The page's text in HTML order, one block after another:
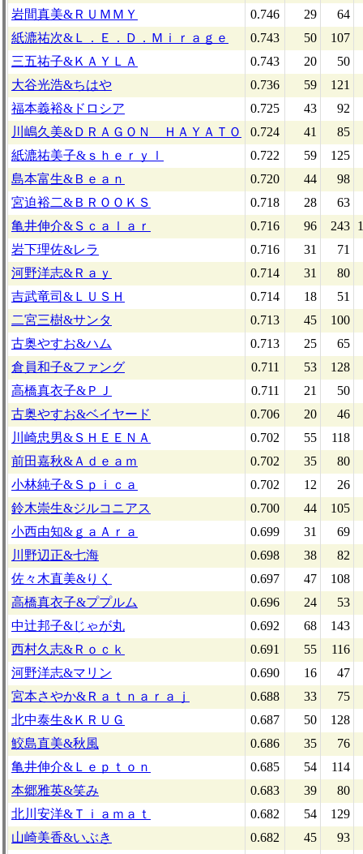
岩間真美&ＲＵＭＭＹ
0.746 29
64
紙漉祐次&Ｌ．Ｅ．Ｄ．Ｍｉｒａｇｅ
0.743 50
107
三五祐子&ＫＡＹＬＡ
0.743 20
50
大谷光浩&ちはや
0.736 59
121
福本義裕&ドロシア
0.725 43
92
川嶋久美&ＤＲＡＧＯＮ ＨＡＹＡＴＯ
0.724 41
85
紙漉祐美子&ｓｈｅｒｙｌ
0.722 59
125
島本富生&Ｂｅａｎ
0.720 44
98
宮迫裕二&ＢＲＯＯＫＳ
0.718 28
63
亀井伸介&Ｓｃａｌａｒ
0.716 96 243
岩下理佐&レラ
0.716 31
71
河野洋志&Ｒａｙ
0.714 31
80
吉武竜司&ＬＵＳＨ
0.714 18
51
二宮三樹&サンタ
0.713 45
100
古奥やすお&ハム
0.713 25
65
倉員和子&ファング
0.711 53
128
高橋真衣子&ＰＪ
0.711 21
50
古奥やすお&ベイヤード
0.706 20
46
川崎忠男&ＳＨＥＥＮＡ
0.702 55
118
前田嘉秋&Ａｄｅａｍ
0.702 35
80
小林純子&Ｓｐｉｃａ
0.702 12
26
鈴木崇生&ジルコニアス
0.700 44
105
小西由知&ｇａＡｒａ
0.699 31
69
川野辺正&七海
0.698 38
82
佐々木直美&りく
0.697 47
108
高橋真衣子&ププルム
0.696 24
53
中辻邦子&じゃが丸
0.692 68
143
西村久志&Ｒｏｃｋ
0.691 55
116
河野洋志&マリン
0.690 16
47
宮本さやか&Ｒａｔｎａｒａｊ
0.688 33
75
北中泰生&ＫＲＵＧ
0.687 50
128
鮫島直美&秋風
0.686 35
76
亀井伸介&Ｌｅｐｔｏｎ
0.685 54
114
本郷雅英&笑み
0.683 39
80
北川安洋&Ｔｉａｍａｔ
0.682 54
129
山崎美香&いぶき
0.682 45 93